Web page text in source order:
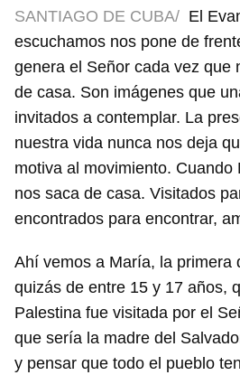
SANTIAGO DE CUBA/ El
escuchamos nos pone de
genera el Señor cada vez que
de casa. Son imágenes que
invitados a contemplar. La
nuestra vida nunca nos deja
motiva al movimiento. Cuando
nos saca de casa. Visitados
encontrados para encontrar,
Ahí vemos a María, la primera
quizás de entre 15 y 17 años,
Palestina fue visitada por el
que sería la madre del
y pensar que todo el pueblo